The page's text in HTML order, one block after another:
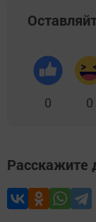
0 0
Расскажите